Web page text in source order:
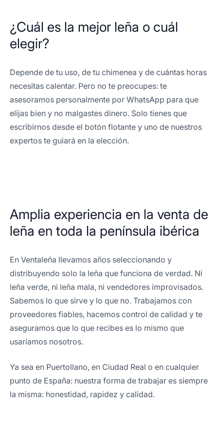
¿Cuál es la mejor leña o cuál
elegir?
Depende de tu uso, de tu chimenea y de cuántas horas
necesitas calentar. Pero no te preocupes: te
asesoramos personalmente por WhatsApp para que
elijas bien y no malgastes dinero. Solo tienes que
escribirnos desde el botón flotante y uno de nuestros
expertos te guiará en la elección.
Amplia experiencia en la venta de
leña en toda la península ibérica
En Ventaleña llevamos años seleccionando y
distribuyendo solo la leña que funciona de verdad. Ni
leña verde, ni leña mala, ni vendedores improvisados.
Sabemos lo que sirve y lo que no. Trabajamos con
proveedores fiables, hacemos control de calidad y te
aseguramos que lo que recibes es lo mismo que
usaríamos nosotros.
Ya sea en Puertollano, en Ciudad Real o en cualquier
punto de España: nuestra forma de trabajar es siempre
la misma: honestidad, rapidez y calidad.